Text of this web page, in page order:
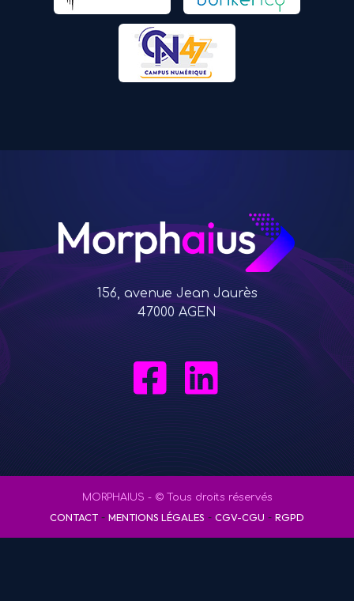
156, avenue Jean Jaurès
47000 AGEN
MORPHAIUS - © Tous droits réservés
CONTACT - MENTIONS LÉGALES - CGV-CGU - RGPD